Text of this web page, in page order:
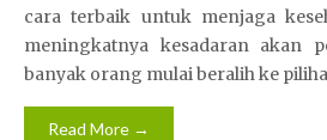
cara terbaik untuk menjaga
meningkatnya kesadaran akan
banyak orang mulai beralih ke
Read More →